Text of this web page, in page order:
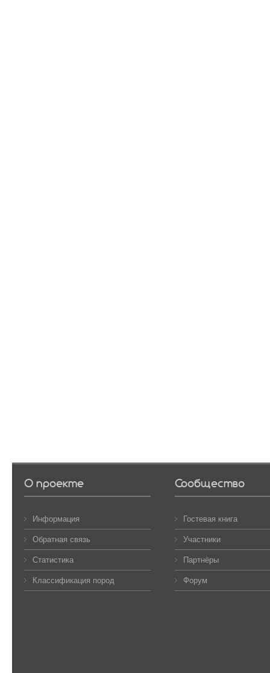
О проекте
Информация
Обратная связь
Статистика
Классификация пород
Сообщество
Гостевая книга
Участники
Партнёры
Форум